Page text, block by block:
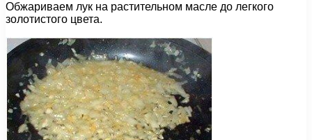
Обжариваем лук на растительном масле до легкого
золотистого цвета.